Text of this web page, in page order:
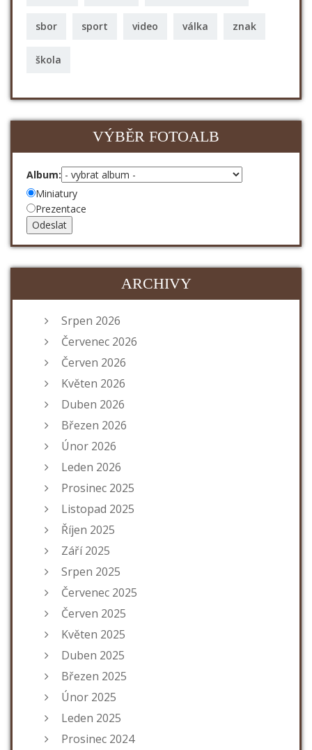
sbor sport video válka znak
škola
VÝBĚR FOTOALB
Album:
Miniatury
Prezentace
ARCHIVY
Srpen 2026
Červenec 2026
Červen 2026
Květen 2026
Duben 2026
Březen 2026
Únor 2026
Leden 2026
Prosinec 2025
Listopad 2025
Říjen 2025
Září 2025
Srpen 2025
Červenec 2025
Červen 2025
Květen 2025
Duben 2025
Březen 2025
Únor 2025
Leden 2025
Prosinec 2024